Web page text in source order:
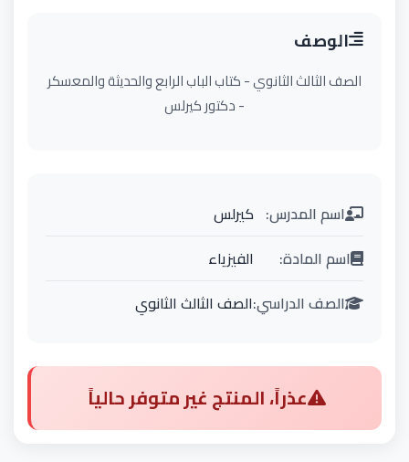
الوصف
الصف الثالث الثانوي - كتاب الباب الرابع والحديثة والمعسكر
- دكتور كيرلس
اسم المدرس: كيرلس
اسم المادة:
الفيزياء
الصف الدراسي:الصف الثالث الثانوي
عذراً، المنتج غير متوفر حالياً